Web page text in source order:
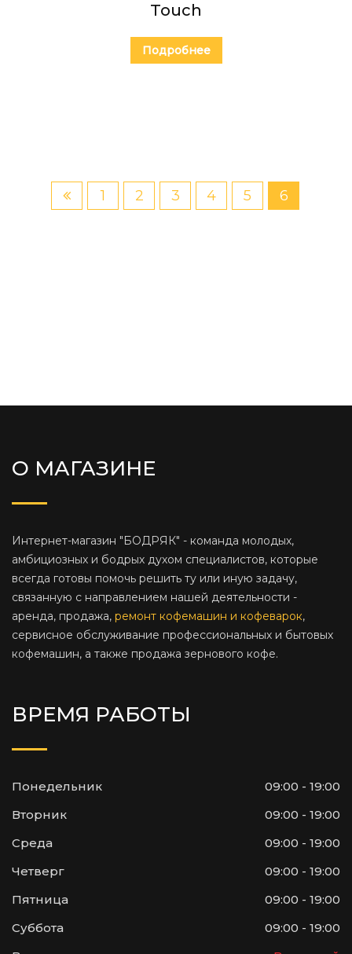
Touch
Подробнее
1 2 3 4 5 6
О МАГАЗИНЕ
Интернет-магазин "БОДРЯК" - команда молодых,
амбициозных и бодрых духом специалистов, которые
всегда готовы помочь решить ту или иную задачу,
связанную с направлением нашей деятельности -
аренда, продажа, ремонт кофемашин и кофеварок,
сервисное обслуживание профессиональных и бытовых
кофемашин, а также продажа зернового кофе.
ВРЕМЯ РАБОТЫ
Понедельник
09:00 - 19:00
Вторник
09:00 - 19:00
Среда
09:00 - 19:00
Четверг
09:00 - 19:00
Пятница
09:00 - 19:00
Суббота
09:00 - 19:00